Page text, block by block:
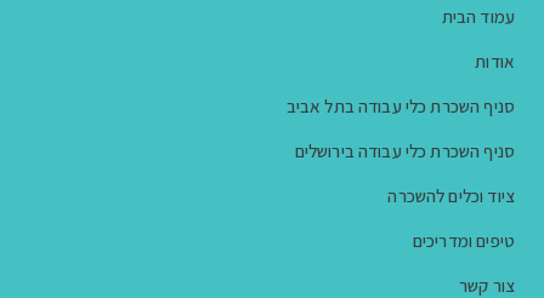
עמוד הבית
אודות
סניף השכרת כלי עבודה בתל אביב
סניף השכרת כלי עבודה בירושלים
ציוד וכלים להשכרה
טיפים ומדריכים
צור קשר